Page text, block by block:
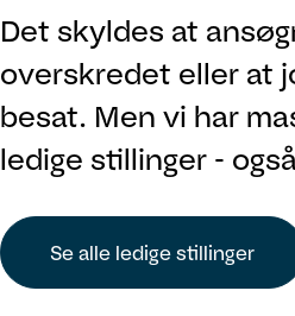
Det skyldes at
overskredet eller at
besat. Men vi har
ledige stillinger -
Se alle ledige stillinger